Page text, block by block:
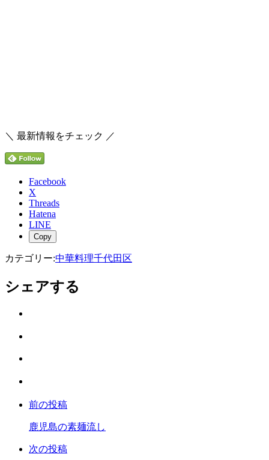
＼ 最新情報をチェック ／
Facebook
X
Threads
Hatena
LINE
Copy
カテゴリー:中華料理千代田区
シェアする
ク
マ
ー
に
ア
シ
ア
前の投稿
鹿児島の素麺流し
次の投稿